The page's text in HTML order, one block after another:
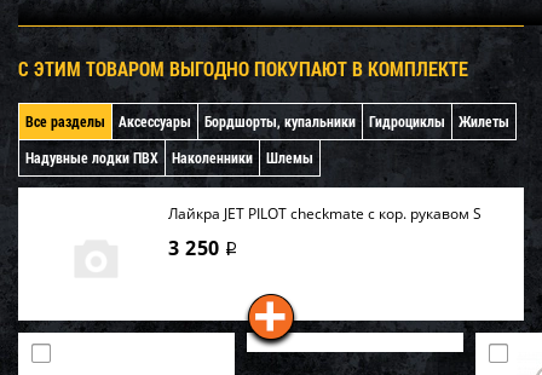
С ЭТИМ ТОВАРОМ ВЫГОДНО ПОКУПАЮТ В КОМПЛЕКТЕ
Все разделы Аксессуары Бордшорты, купальники Гидроциклы
Жилеты
Надувные лодки ПВХ
Наколенники Шлемы
Лайкра JET PILOT checkmate с кор. рукавом S
3 250 i